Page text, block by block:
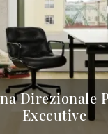
Direzionale
Executive